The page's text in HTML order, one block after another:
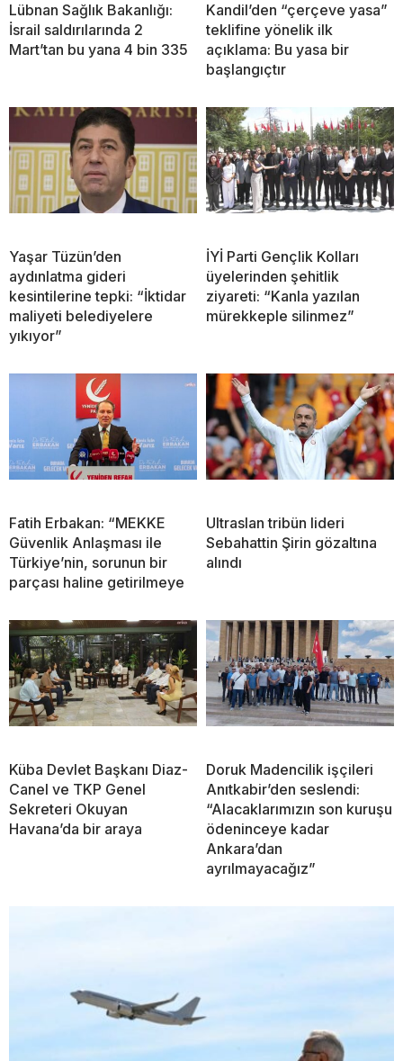
Lübnan Sağlık Bakanlığı:
İsrail saldırılarında 2
Mart’tan bu yana 4 bin 335
Kandil’den “çerçeve yasa”
teklifine yönelik ilk
açıklama: Bu yasa bir
başlangıçtır
Yaşar Tüzün’den
aydınlatma gideri
kesintilerine tepki: “İktidar
maliyeti belediyelere
yıkıyor”
İYİ Parti Gençlik Kolları
üyelerinden şehitlik
ziyareti: “Kanla yazılan
mürekkeple silinmez”
Fatih Erbakan: “MEKKE
Güvenlik Anlaşması ile
Türkiye’nin, sorunun bir
parçası haline getirilmeye
Ultraslan tribün lideri
Sebahattin Şirin gözaltına
alındı
Küba Devlet Başkanı Diaz-
Canel ve TKP Genel
Sekreteri Okuyan
Havana’da bir araya
Doruk Madencilik işçileri
Anıtkabir’den seslendi:
“Alacaklarımızın son kuruşu
ödeninceye kadar
Ankara’dan
ayrılmayacağız”